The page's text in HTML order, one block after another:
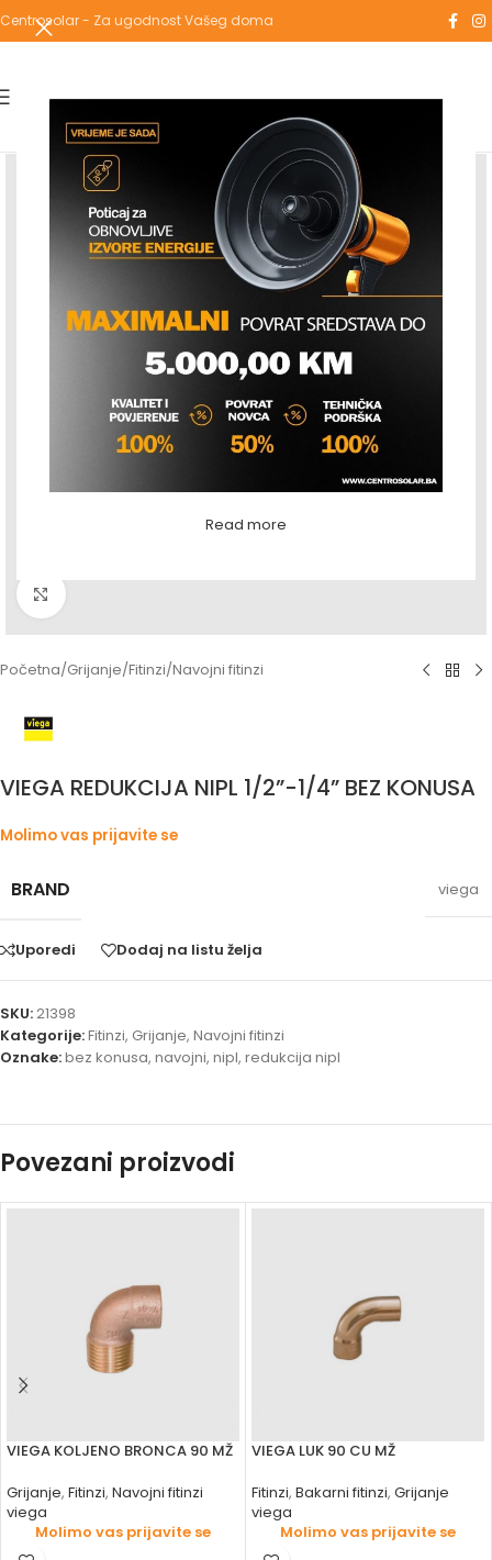
Read more
Centrosolar - Za ugodnost Vašeg doma
Povećaj sliku
Početna/Grijanje/Fitinzi/Navojni fitinzi
VIEGA REDUKCIJA NIPL 1/2”-1/4” BEZ KONUSA
Molimo vas prijavite se
BRAND viega
Uporedi Dodaj na listu želja
SKU:21398
Kategorije:Fitinzi, Grijanje, Navojni fitinzi
Oznake:bez konusa, navojni, nipl, redukcija nipl
Povezani proizvodi
VIEGA KOLJENO BRONCA 90 MŽ
Grijanje, Fitinzi, Navojni fitinzi
viega
Molimo vas prijavite se
VIEGA LUK 90 CU MŽ
Fitinzi, Bakarni fitinzi, Grijanje
viega
Molimo vas prijavite se